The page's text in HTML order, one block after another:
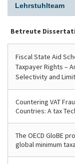
Lehrstuhlteam
Betreute
Fiscal State Aid
Taxpayer Rights –
Selectivity and
Countering VAT
Countries: A tax
The OECD GloBE
global minimum